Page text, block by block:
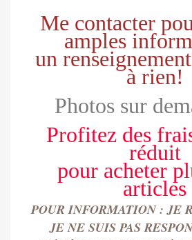
Me contacter
amples
un
à rien!
Photos sur
Profitez des
réduit
pour acheter
articles
POUR INFORMATION : JE
JE NE SUIS PAS